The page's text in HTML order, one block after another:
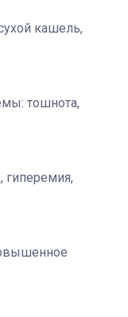
кашель,
тошнота,
гиперемия,